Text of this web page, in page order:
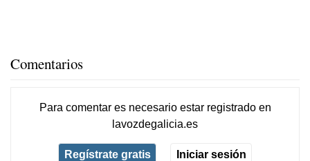
Comentarios
Para comentar es necesario estar registradoen
lavozdegalicia.es
Regístrate gratis Iniciar sesión